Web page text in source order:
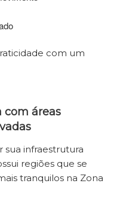
com um
com áreas
sua infraestrutura
regiões que se
tranquilos na Zona